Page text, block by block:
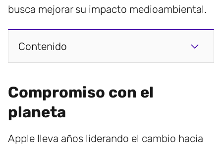
busca mejorar su impacto medioambiental.
Contenido
Compromiso con el
planeta
Apple lleva años liderando el cambio hacia